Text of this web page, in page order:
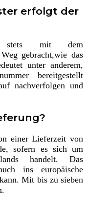
erfolgt der
stets mit dem
gebracht,wie das
unter anderem,
bereitgestellt
nachverfolgen und
einer Lieferzeit von
sofern es sich um
handelt. Das
ins europäische
Mit bis zu sieben